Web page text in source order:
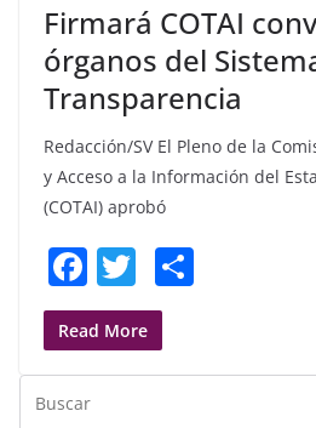
Firmará COTAI
órganos del
Transparencia
Redacción/SV El Pleno de la
y Acceso a la Información del
(COTAI) aprobó
F
a
c
e
T
w
itt
er e
Read More